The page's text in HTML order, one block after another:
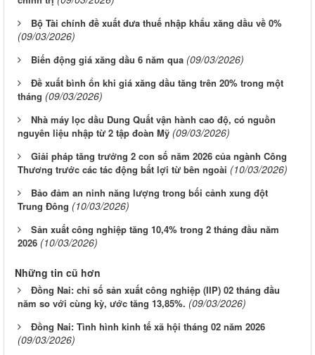
Bộ Tài chính đề xuất đưa thuế nhập khẩu xăng dầu về 0%
(09/03/2026)
Biến động giá xăng dầu 6 năm qua (09/03/2026)
Đề xuất bình ổn khi giá xăng dầu tăng trên 20% trong một
tháng (09/03/2026)
Nhà máy lọc dầu Dung Quất vận hành cao độ, có nguồn
nguyên liệu nhập từ 2 tập đoàn Mỹ (09/03/2026)
Giải pháp tăng trưởng 2 con số năm 2026 của ngành Công
Thương trước các tác động bất lợi từ bên ngoài (10/03/2026)
Bảo đảm an ninh năng lượng trong bối cảnh xung đột
Trung Đông (10/03/2026)
Sản xuất công nghiệp tăng 10,4% trong 2 tháng đầu năm
2026 (10/03/2026)
Những tin cũ hơn
Đồng Nai: chỉ số sản xuất công nghiệp (IIP) 02 tháng đầu
năm so với cùng kỳ, ước tăng 13,85%. (09/03/2026)
Đồng Nai: Tình hình kinh tế xã hội tháng 02 năm 2026
(09/03/2026)